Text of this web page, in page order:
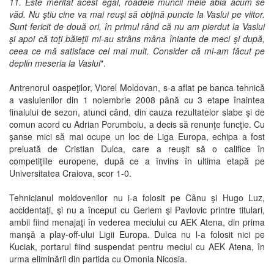
văd. Nu ştiu cine va mai reuşi să obţină puncte la Vaslui pe viitor.
Sunt fericit de două ori, în primul rând că nu am pierdut la Vaslui
şi apoi că toţi băieţii mi-au strâns mâna îniante de meci şi după,
ceea ce mă satisface cel mai mult. Consider că mi-am făcut pe
deplin meseria la Vaslui".
Antrenorul oaspeţilor, Viorel Moldovan, s-a aflat pe banca tehnică
a vasluienilor din 1 noiembrie 2008 până cu 3 etape înaintea
finalului de sezon, atunci când, din cauza rezultatelor slabe şi de
comun acord cu Adrian Porumboiu, a decis să renunţe funcţie. Cu
şanse mici să mai ocupe un loc de Liga Europa, echipa a fost
preluată de Cristian Dulca, care a reuşit să o califice în
competiţiile europene, după ce a învins în ultima etapă pe
Universitatea Craiova, scor 1-0.
Tehnicianul moldovenilor nu i-a folosit pe Cânu şi Hugo Luz,
accidentaţi, şi nu a început cu Gerlem şi Pavlovic printre titulari,
ambii fiind menajaţi în vederea meciului cu AEK Atena, din prima
manşă a play-off-ului Ligii Europa. Dulca nu l-a folosit nici pe
Kuciak, portarul fiind suspendat pentru meciul cu AEK Atena, în
urma eliminării din partida cu Omonia Nicosia.